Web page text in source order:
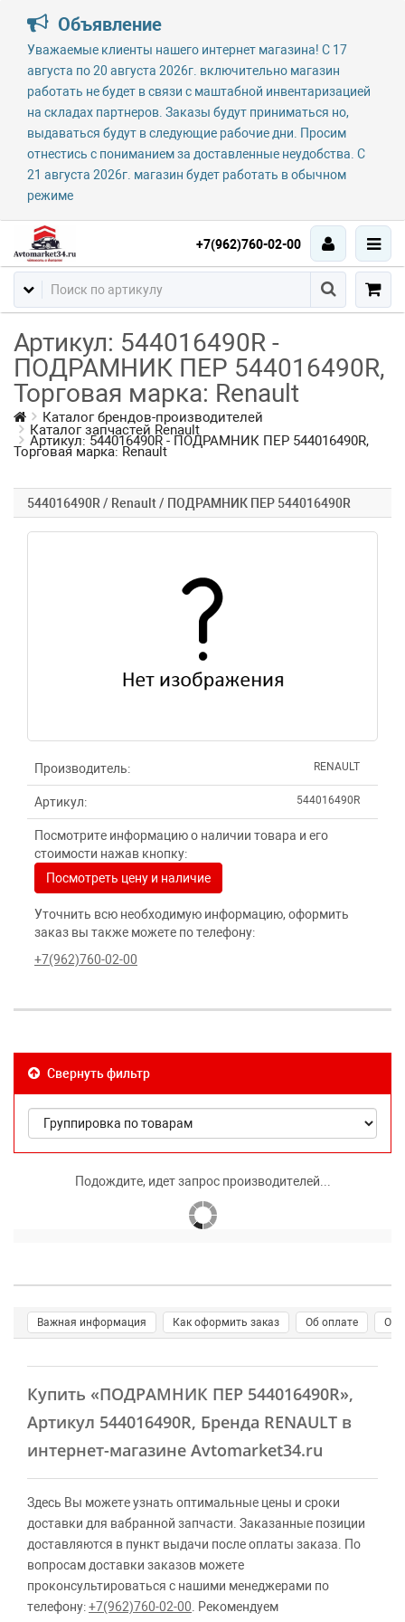
Объявление
Уважаемые клиенты нашего интернет магазина! С 17
августа по 20 августа 2026г. включительно магазин
работать не будет в связи с маштабной инвентаризацией
на складах партнеров. Заказы будут приниматься но,
выдаваться будут в следующие рабочие дни. Просим
отнестись с пониманием за доставленные неудобства. С
21 августа 2026г. магазин будет работать в обычном
режиме
+7(962)760-02-00
Артикул: 544016490R -
ПОДРАМНИК ПЕР 544016490R,
Торговая марка: Renault
Каталог брендов-производителей
Каталог запчастей Renault
Артикул: 544016490R - ПОДРАМНИК ПЕР 544016490R,
Торговая марка: Renault
544016490R / Renault / ПОДРАМНИК ПЕР 544016490R
Производитель: RENAULT
Артикул: 544016490R
Посмотрите информацию о наличии товара и его
стоимости нажав кнопку:
Посмотреть цену и наличие
Уточнить всю необходимую информацию, оформить
заказ вы также можете по телефону:
+7(962)760-02-00
Свернуть фильтр
Подождите, идет запрос производителей...
Важная информация Как оформить заказ Об оплате О
Купить «ПОДРАМНИК ПЕР 544016490R»,
Артикул 544016490R, Бренда RENAULT в
интернет-магазине Avtomarket34.ru
Здесь Вы можете узнать оптимальные цены и сроки
доставки для вабранной запчасти. Заказанные позиции
доставляются в пункт выдачи после оплаты заказа. По
вопросам доставки заказов можете
проконсультироваться с нашими менеджерами по
телефону:+7(962)760-02-00 . Рекомендуем